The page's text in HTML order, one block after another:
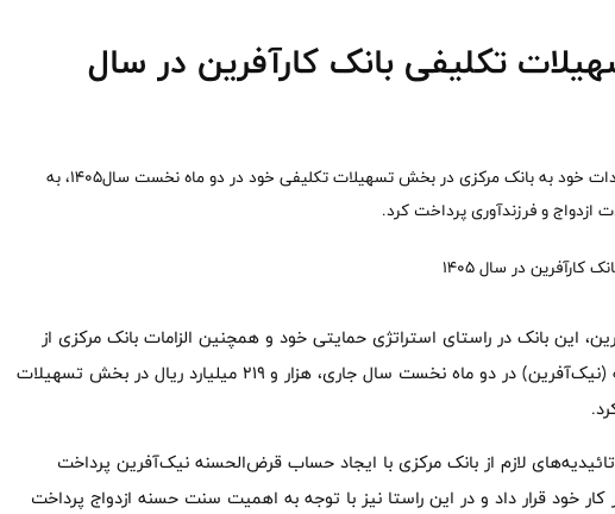
تکلیفی بانک کارآفرین در سال
بانک کارآفرین در راستای عمل به تعهدات خود به بانک مرکزی در بخش تسهیلات تکلیفی خود در دو ماه نخست سال۱۴۰۵، به
این بانک در راستای استراتژی حمایتی خود و همچنین الزامات بانک مرکزی از
محل اندوخته حساب قرض الحسنه (نیک‌آفرین) در دو ماه نخست سال جاری، هزار و ۲۱۹ میلیارد ریال در بخش تسهیلات
۱۴۰۰ پس از اخذ تائیدیه‌های لازم از بانک مرکزی با ایجاد حساب قرض‌الحسنه نیک‌آفرین پرداخت
خود قرار داد و در این راستا نیز با توجه به اهمیت سنت حسنه ازدواج پرداخت